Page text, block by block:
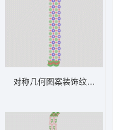
对称几何图案装饰纹样 窗帘